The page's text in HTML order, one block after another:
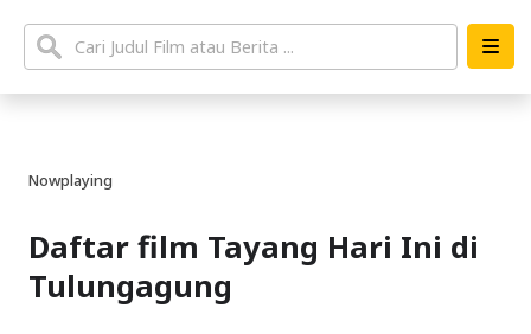
Nowplaying
Daftar film Tayang Hari Ini di
Tulungagung